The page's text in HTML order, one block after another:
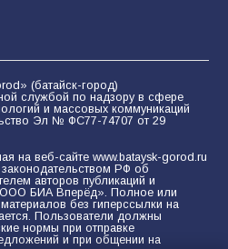
(батайск-город)
службой по надзору в сфере
и массовых коммуникаций
Эл № ФС77-74707 от 29
на веб-сайте www.bataysk-gorod.ru
законодательством РФ об
авторов публикаций и
БИА Вперёд». Полное или
без гиперссылки на
Пользователи должны
нормы при отправке
и при общении на